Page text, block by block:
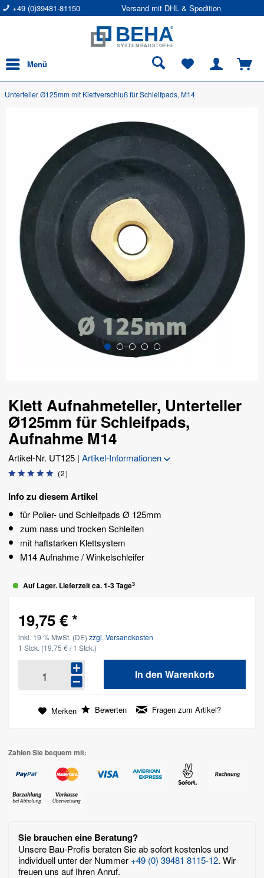
+49 (0)39481-81150 Versand mit DHL & Spedition
Menü
Unterteller Ø125mm mit Klettverschluß für Schleifpads, M14
Klett Aufnahmeteller, Unterteller
Ø125mm für Schleifpads,
Aufnahme M14
Artikel-Nr. UT125 | Artikel-Informationen
(2)
Info zu diesem Artikel
für Polier- und Schleifpads Ø 125mm
zum nass und trocken Schleifen
mit haftstarken Klettsystem
M14 Aufnahme / Winkelschleifer
Auf Lager. Lieferzeit ca. 1-3 Tage3
19,75 € *
inkl. 19 % MwSt. (DE) zzgl. Versandkosten
1 Stck. (19,75 € / 1 Stck.)
In den Warenkorb
Merken Bewerten Fragen zum Artikel?
Zahlen Sie bequem mit:
Sie brauchen eine Beratung?
Unsere Bau-Profis beraten Sie ab sofort kostenlos und
individuell unter der Nummer +49 (0) 39481 8115-12. Wir
freuen uns auf Ihren Anruf.